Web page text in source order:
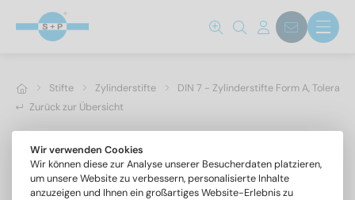
Stifte Zylinderstifte
DIN 7 - Zylinderstifte Form A,
Zurück zur Übersicht
Wir verwenden Cookies
Wir können diese zur Analyse unserer Besucherdaten platzieren,
um unsere Website zu verbessern, personalisierte Inhalte
anzuzeigen und Ihnen ein großartiges Website-Erlebnis zu